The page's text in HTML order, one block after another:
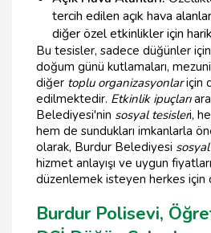
tercih edilen açık hava
diğer özel etkinlikler için
Bu tesisler, sadece düğünler
doğum günü kutlamaları,
diğer toplu organizasyonlariçin
edilmektedir. Etkinlik ipuçları
Belediyesi'nin sosyal tesisleri,
hem de sundukları imkanlarla
olarak, Burdur Belediyesi
hizmet anlayışı ve uygun
düzenlemek isteyen herkes için
Burdur Polisevi,